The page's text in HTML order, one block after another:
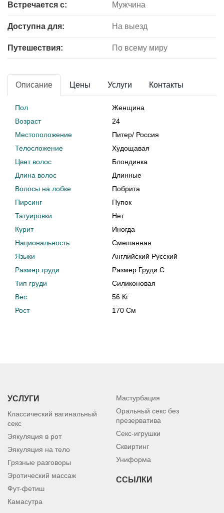
Встречается с: Мужчина
Доступна для: На выезд
Путешествия: По всему миру
Описание Цены Услуги Контакты
Пол
Женщина
Возраст
24
Местоположение
Питер/ Россия
Телосложение
Худощавая
Цвет волос
Блондинка
Длина волос
Длинные
Волосы на лобке
Побрита
Пирсинг
Пупок
Татуировки
Нет
Курит
Иногда
Национальность
Смешанная
Языки
Английский Русский
Размер груди
Размер Груди C
Тип груди
Силиконовая
Вес
56 Кг
Рост
170 См
УСЛУГИ
Классический вагинальный
секс
Эякуляция в рот
Эякуляция на тело
Грязные разговоры
Эротический массаж
Фут-фетиш
Камасутра
Мастурбация
Оральный секс без
презерватива
Секс-игрушки
Сквиртинг
Униформа
ССЫЛКИ